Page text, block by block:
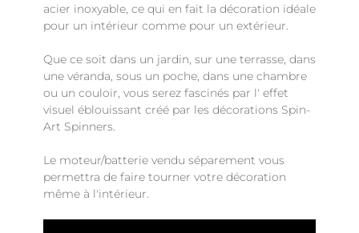
acier inoxyable, ce qui en fait la décoration idéale
pour un intérieur comme pour un extérieur.
Que ce soit dans un jardin, sur une terrasse, dans
une véranda, sous un poche, dans une chambre
ou un couloir, vous serez fascinés par l' effet
visuel éblouissant créé par les décorations Spin-
Art Spinners.
Le moteur/batterie vendu séparement vous
permettra de faire tourner votre décoration
même à l'intérieur.